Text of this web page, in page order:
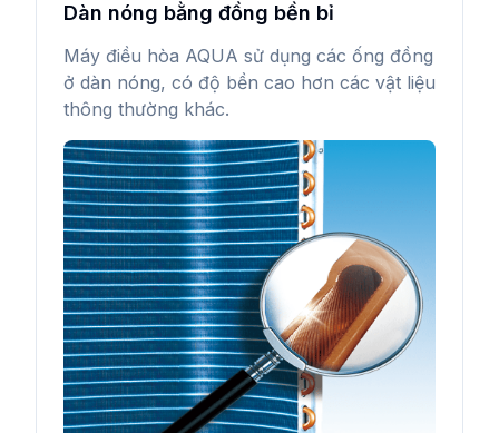
Dàn nóng bằng đồng bền bỉ
Máy điều hòa AQUA sử dụng các ống đồng
ở dàn nóng, có độ bền cao hơn các vật liệu
thông thường khác.